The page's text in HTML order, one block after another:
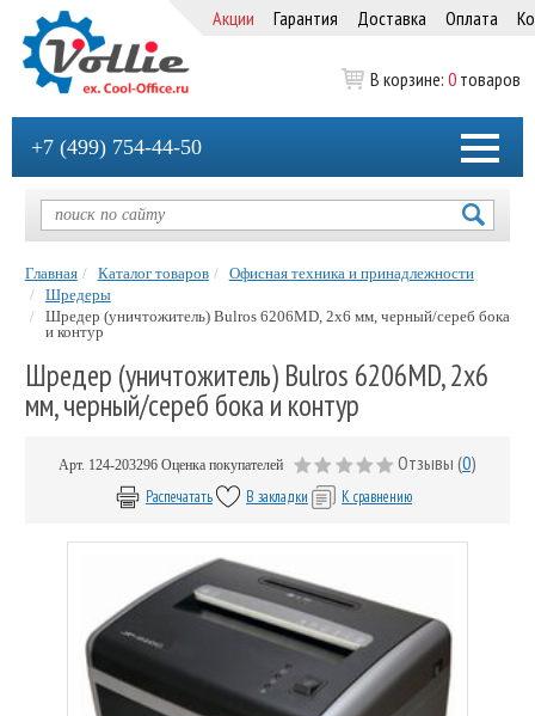
Акции Гарантия Доставка Оплата
В корзине: 0 товаров
+7 (499) 754-44-50
Главная Каталог товаров
Офисная техника и принадлежности
Шредеры
Шредер (уничтожитель) Bulros 6206MD, 2х6 мм, черный/сереб бока
и контур
Шредер (уничтожитель) Bulros 6206MD, 2х6
мм, черный/сереб бока и контур
Арт. 124-203296 Оценка покупателей Отзывы (0)
Распечатать В закладки К сравнению